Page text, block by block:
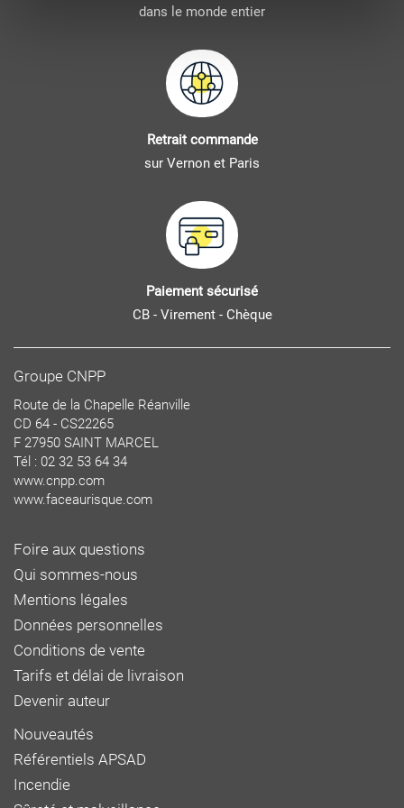
dans le monde entier
Retrait commande
sur Vernon et Paris
Paiement sécurisé
CB - Virement - Chèque
Groupe CNPP
Route de la Chapelle Réanville
CD 64 - CS22265
F 27950 SAINT MARCEL
Tél : 02 32 53 64 34
www.cnpp.com
www.faceaurisque.com
Foire aux questions
Qui sommes-nous
Mentions légales
Données personnelles
Conditions de vente
Tarifs et délai de livraison
Devenir auteur
Nouveautés
Référentiels APSAD
Incendie